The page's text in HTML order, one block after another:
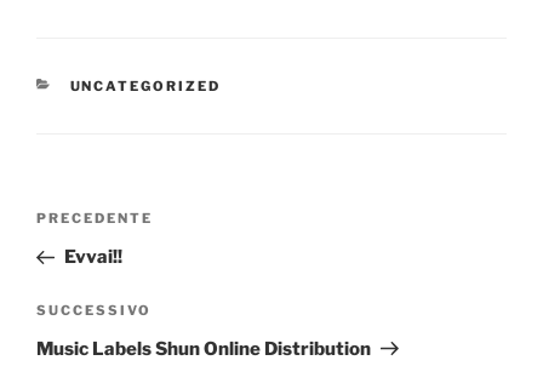
CATEGORIE
UNCATEGORIZED
Navigazione
Articolo
precedente:
PRECEDENTE
Evvai!!
Articolo
successivo
SUCCESSIVO
Music Labels Shun Online Distribution